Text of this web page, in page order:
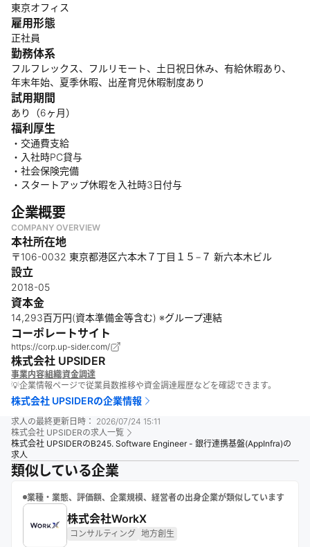
東京オフィス
雇用形態
正社員
勤務体系
フルフレックス、フルリモート、土日祝日休み、有給休暇あり、
年末年始、夏季休暇、出産育児休暇制度あり
試用期間
あり（6ヶ月）
福利厚生
・交通費支給
・入社時PC貸与
・社会保険完備
・スタートアップ休暇を入社時3日付与
企業概要
COMPANY OVERVIEW
本社所在地
〒106-0032 東京都港区六本木７丁目１５−７ 新六本木ビル
設立
2018-05
資本金
14,293百万円(資本準備金等含む) ※グループ連結
コーポレートサイト
https://corp.up-sider.com/
株式会社 UPSIDER
事業内容組織資金調達
💡企業情報ページで従業員数推移や資金調達履歴などを確認できます。
株式会社 UPSIDERの企業情報
求人の最終更新日時： 2026/07/24 15:11
株式会社 UPSIDERの求人一覧
株式会社 UPSIDERのB245. Software Engineer - 銀行連携基盤(AppInfra)の
求人
類似している企業
業種・業態、評価額、企業規模、経営者の出身企業が類似しています
株式会社WorkX
コンサルティング 地方創生